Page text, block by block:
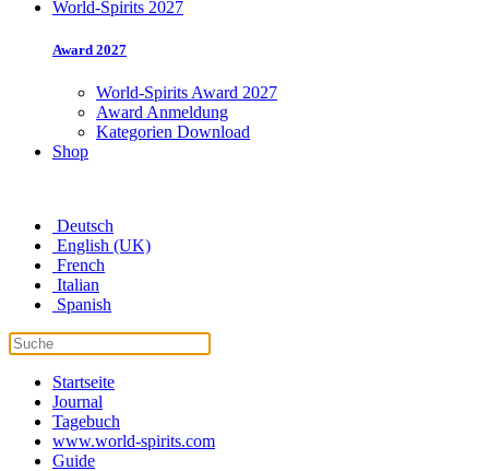
World-Spirits 2027
Award 2027
World-Spirits Award 2027
Award Anmeldung
Kategorien Download
Shop
Deutsch
English (UK)
French
Italian
Spanish
Startseite
Journal
Tagebuch
www.world-spirits.com
Guide